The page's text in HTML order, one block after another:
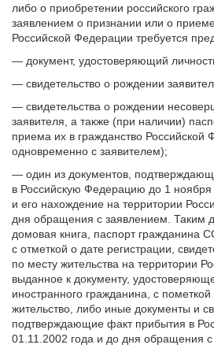
либо о приобретении российского
заявлением о признании или о
Российской Федерации требуется
— документ, удостоверяющий
— свидетельство о рождении
— свидетельства о рождении
заявителя, а также (при наличии)
приема их в гражданство Российской
одновременно с заявителем);
— один из документов,
в Российскую Федерацию до 1 ноября
и его нахождение на территории
дня обращения с заявлением. Таким
домовая книга, паспорт гражданина
с отметкой о дате регистрации,
по месту жительства на территории
выданное к документу,
иностранного гражданина, с
жительство, либо иные документы и
подтверждающие факт прибытия в
01.11.2002 года и до дня обращения с